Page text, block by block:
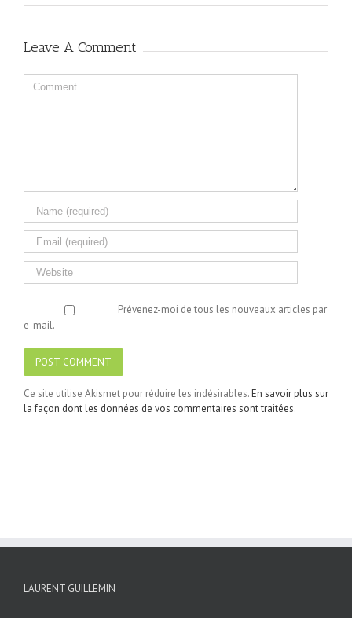
Leave A Comment
Comment
Prévenez-moi de tous les nouveaux articles par
e-mail.
Ce site utilise Akismet pour réduire les indésirables.En savoir plus sur
la façon dont les données de vos commentaires sont traitées.
LAURENT GUILLEMIN